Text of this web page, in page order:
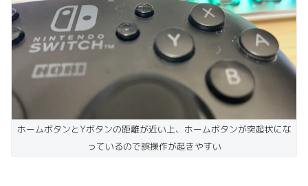
ホームボタンとYボタンの距離が近い上、ホームボタンが突起状にな
っているので誤操作が起きやすい